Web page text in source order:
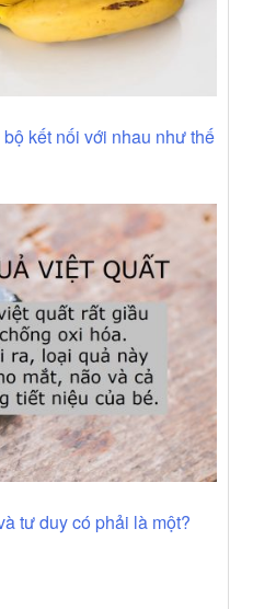
kết nối với nhau như thế
tư duy có phải là một?